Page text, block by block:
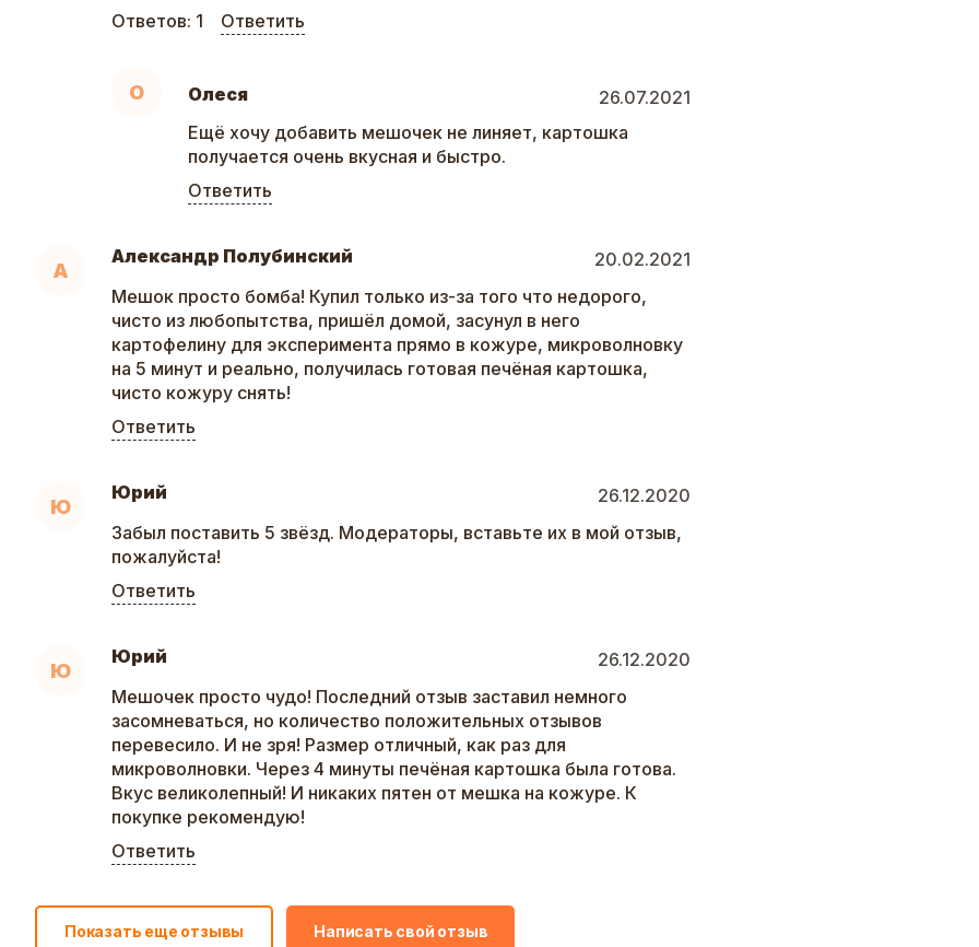
Ответов: 1 Ответить
О Олеся
26.07.2021
Ещё хочу добавить мешочек не линяет, картошка
получается очень вкусная и быстро.
Ответить
А
Александр Полубинский
20.02.2021
Мешок просто бомба! Купил только из-за того что недорого,
чисто из любопытства, пришёл домой, засунул в него
картофелину для эксперимента прямо в кожуре, микроволновку
на 5 минут и реально, получилась готовая печёная картошка,
чисто кожуру снять!
Ответить
Ю
Юрий
26.12.2020
Забыл поставить 5 звёзд. Модераторы, вставьте их в мой отзыв,
пожалуйста!
Ответить
Ю
Юрий
26.12.2020
Мешочек просто чудо! Последний отзыв заставил немного
засомневаться, но количество положительных отзывов
перевесило. И не зря! Размер отличный, как раз для
микроволновки. Через 4 минуты печёная картошка была готова.
Вкус великолепный! И никаких пятен от мешка на кожуре. К
покупке рекомендую!
Ответить
Показать еще отзывы Написать свой отзыв